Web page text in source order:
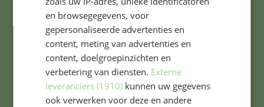
0235323861
bavo@bavoschool.nl
en browsegegevens, voor
gepersonaliseerde advertenties en
content, meting van advertenties en
content, doelgroepinzichten en
verbetering van diensten. Externe
leveranciers (1910) kunnen uw gegevens
ook verwerken voor deze en andere